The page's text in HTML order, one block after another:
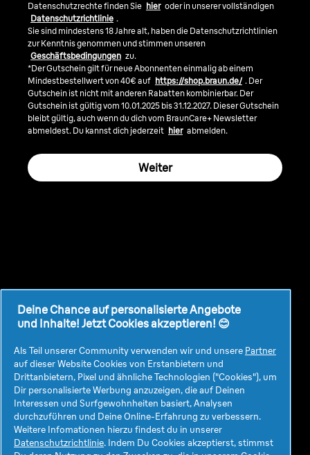
Datenschutzrechte finden Sie hier oder in unserer vollständigen
Datenschutzrichtlinie .
Sie sind mindestens 18 Jahre alt, haben die Datenschutzrichtlinien
zur Kenntnis genommen und stimmen unseren
Geschäftsbedingungen zu.
*Der Gutschein gilt für neue Abonnenten einmalig ab einem
Mindestbestellwert von 40€ auf https://shop.braun.de/ . Der
Gutschein ist nicht mit anderen Rabatten kombinierbar. Der
Gutschein ist gültig vom 10.01.2025 bis 31.12.2027. Dieser Gutschein
bleibt gültig, auch wenn du dich vom BraunCare+ Newsletter
abmeldest. Du kannst dich jederzeit hier abmelden.
Weiter
DatenschutzGeschäftsbedingungenMeine Daten
Better by Design
Deine Chance auf personalisierte Angebote
und Inhalte! Jetzt Cookies akzeptieren! 😊
Als Teil unserer Community verwenden wir und unsere Partner
auf dieser Website Cookies von Erstanbietern und
Drittanbietern, Pixel und ähnliche Technologien ("Cookies"), um
Dir personalisierte Werbung anzuzeigen, die auf Deinen
Interessen und Surfgewohnheiten basiert, Analysen
durchzuführen und Deine Online-Erfahrung zu verbessern.
Weitere Infomationen hierzu findest du in unserer
Datenschutzrichtlinie. Indem Du Cookies akzeptierst, stimmst